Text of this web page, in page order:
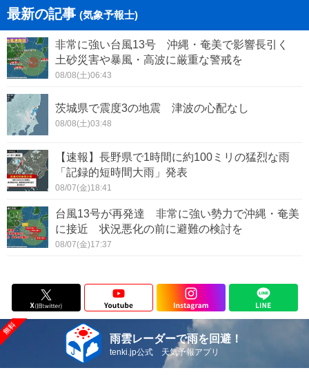
最新の記事 (気象予報士)
非常に強い台風13号 沖縄・奄美で影響長引く
土砂災害や暴風・高波に厳重な警戒を
08/08(土)06:43
茨城県で震度3の地震 津波の心配なし
08/08(土)03:48
【速報】長野県で1時間に約100ミリの猛烈な雨
「記録的短時間大雨」発表
08/07(金)18:41
台風13号が再発達 非常に強い勢力で沖縄・奄美
に接近 状況悪化の前に避難の検討を
08/07(金)17:37
雨雲レーダーで雨を回避！
tenki.jp公式 天気予報アプリ